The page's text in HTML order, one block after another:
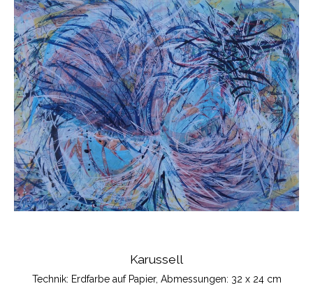
Karussell
Technik: Erdfarbe auf Papier, Abmessungen: 32 x 24 cm